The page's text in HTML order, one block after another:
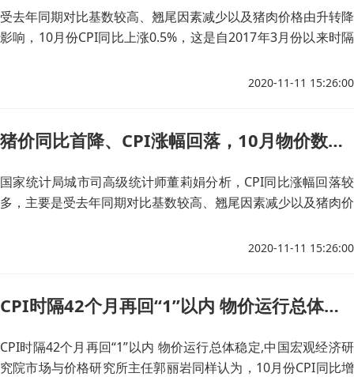
受去年同期对比基数较高、翘尾因素减少以及猪肉价格由升转降
影响，10月份CPI同比上涨0.5%，这是自2017年3月份以来时隔
所主任郭丽岩同样认为，10月份CPI同比增幅与上月相比明显收
2020-11-11 15:26:00
猪价同比首降、CPI涨幅回落，10月物价数据释放哪些信号？
国家统计局城市司高级统计师董莉娟分析，CPI同比涨幅回落较
多，主要是受去年同期对比基数较高、翘尾因素减少以及猪肉价
肉和羊肉价格同比涨幅回落，鸡蛋、鸡肉和鸭肉价格同比降幅扩
2020-11-11 15:26:00
CPI时隔42个月再回“1”以内 物价运行总体稳定
CPI时隔42个月再回“1”以内 物价运行总体稳定,中国宏观经济研
究院市场与价格研究所主任郭丽岩同样认为，10月份CPI同比增